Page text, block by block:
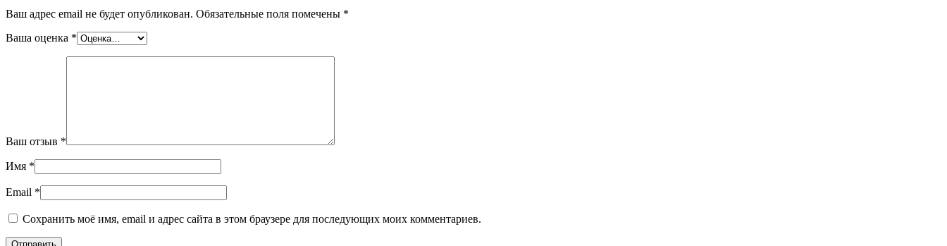
Ваш адрес email не будет опубликован. Обязательные поля помечены *
Ваша оценка *
Ваш отзыв *
Имя *
Email *
Сохранить моё имя, email и адрес сайта в этом браузере для последующих моих комментариев.